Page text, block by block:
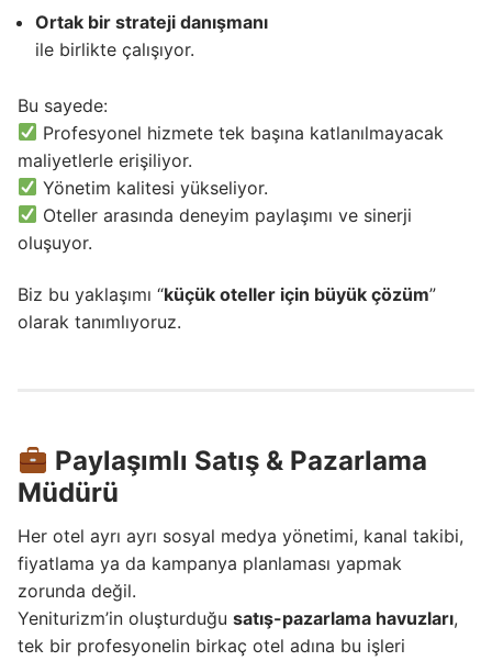
Ortak bir strateji danışmanı
ile birlikte çalışıyor.
Bu sayede:
Profesyonel hizmete tek başına katlanılmayacak
maliyetlerle erişiliyor.
Yönetim kalitesi yükseliyor.
Oteller arasında deneyim paylaşımı ve sinerji
oluşuyor.
Biz bu yaklaşımı “küçük oteller için büyük çözüm”
olarak tanımlıyoruz.
Paylaşımlı Satış & Pazarlama
Müdürü
Her otel ayrı ayrı sosyal medya yönetimi, kanal takibi,
fiyatlama ya da kampanya planlaması yapmak
zorunda değil.
Yeniturizm’in oluşturduğu satış-pazarlama havuzları,
tek bir profesyonelin birkaç otel adına bu işleri